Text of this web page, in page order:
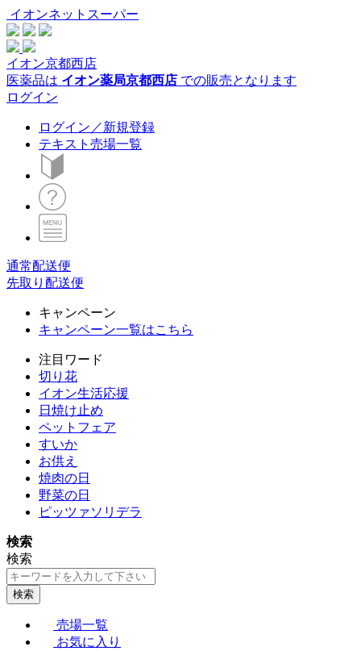
イオンネットスーパー
イオン京都西店
医薬品は イオン薬局京都西店 での販売となります
ログイン
ログイン／新規登録
テキスト売場一覧
通常配送便
先取り配送便
キャンペーン
キャンペーン一覧はこちら
注目ワード
切り花
イオン生活応援
日焼け止め
ペットフェア
すいか
お供え
焼肉の日
野菜の日
ピッツァソリデラ
検索
検索
検索
売場一覧
お気に入り